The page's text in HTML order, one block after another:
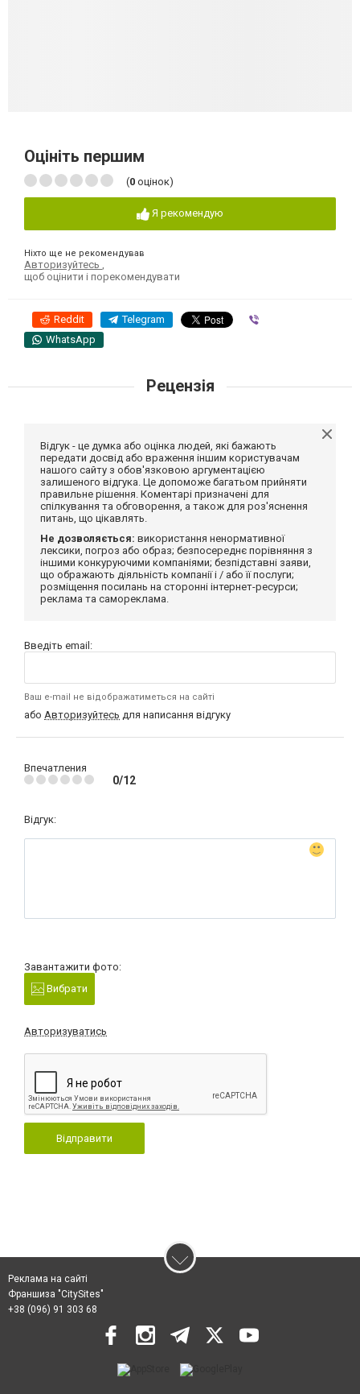
Оцініть першим
(0 оцінок)
Я рекомендую
Ніхто ще не рекомендував
Авторизуйтесь
щоб оцінити і порекомендувати
Reddit Telegram
WhatsApp
Рецензія
Відгук - це думка або оцінка людей, які бажають
передати досвід або враження іншим користувачам
нашого сайту з обов'язковою аргументацією
залишеного відгука. Це допоможе багатьом прийняти
правильне рішення. Коментарі призначені для
спілкування та обговорення, а також для роз'яснення
питань, що цікавлять.
Не дозволяється: використання ненормативної
лексики, погроз або образ; безпосереднє порівняння з
іншими конкуруючими компаніями; безпідставні заяви,
що ображають діяльність компанії і / або її послуги;
розміщення посилань на сторонні інтернет-ресурси;
реклама та самореклама.
Введіть email:
Ваш e-mail не відображатиметься на сайті
або Авторизуйтесь для написання відгуку
Впечатления
0/12
Відгук:
Завантажити фото:
Вибрати
Авторизуватись
Відправити
Реклама на сайті
Франшиза "CitySites"
+38 (096) 91 303 68